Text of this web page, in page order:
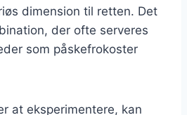
dimension til retten. Det
der ofte serveres
som påskefrokoster
at eksperimentere, kan